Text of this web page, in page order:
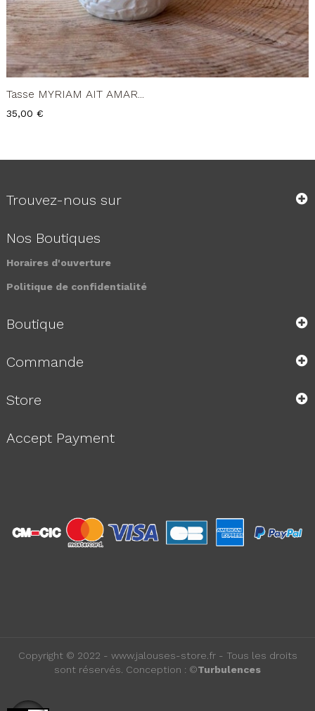
Tasse MYRIAM AIT AMAR...
Prix
35,00 €
Trouvez-nous sur
Nos Boutiques
Horaires d'ouverture
Politique de confidentialité
Boutique
Commande
Store
Accept Payment
Copyright © 2022 - www.jalouses-store.fr - Tous les droits
sont réservés. Conception : ©Turbulences